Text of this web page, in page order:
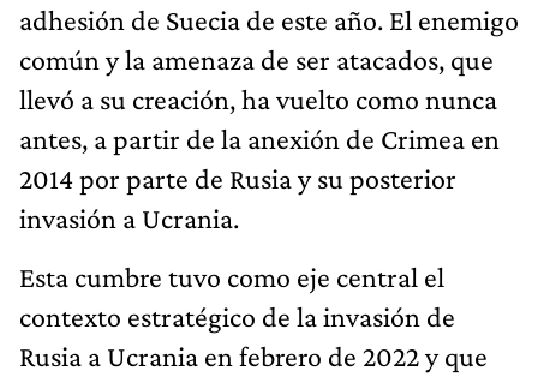
adhesión de Suecia de este año. El enemigo
común y la amenaza de ser atacados, que
llevó a su creación, ha vuelto como nunca
antes, a partir de la anexión de Crimea en
2014 por parte de Rusia y su posterior
invasión a Ucrania.
Esta cumbre tuvo como eje central el
contexto estratégico de la invasión de
Rusia a Ucrania en febrero de 2022 y que